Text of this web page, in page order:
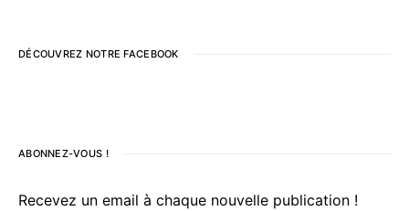
DÉCOUVREZ NOTRE FACEBOOK
ABONNEZ-VOUS !
Recevez un email à chaque nouvelle publication !